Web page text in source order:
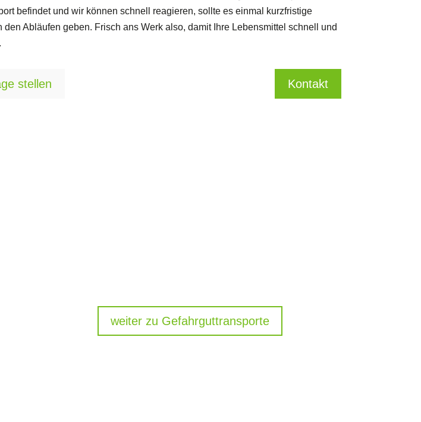
befindet und wir können schnell reagieren, sollte es einmal kurzfristige
den Abläufen geben. Frisch ans Werk also, damit Ihre Lebensmittel schnell und
stellen Kontakt
weiter zu Gefahrguttransporte